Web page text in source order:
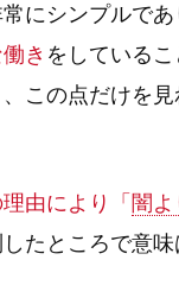
にシンプルであ
き をしている
この点だけを
由により「 闇
したところで意